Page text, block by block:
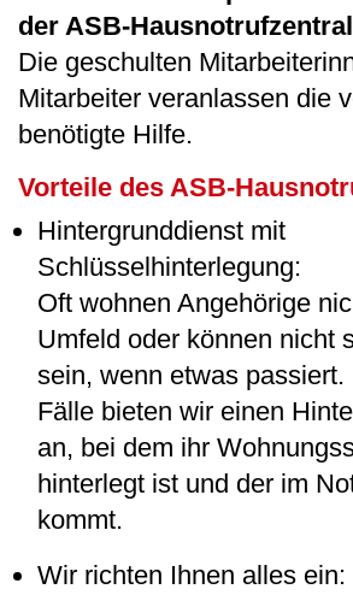
der ASB-​
Die geschulten
Mitarbeiter veranlassen die
benötigte Hilfe.
Vorteile des ASB-
Hintergrunddienst mit
Schlüsselhinterlegung:
Oft wohnen Angehörige
Umfeld oder können nicht
sein, wenn etwas passiert.
Fälle bieten wir einen
an, bei dem ihr
hinterlegt ist und der im
kommt.
Wir richten Ihnen alles ein: